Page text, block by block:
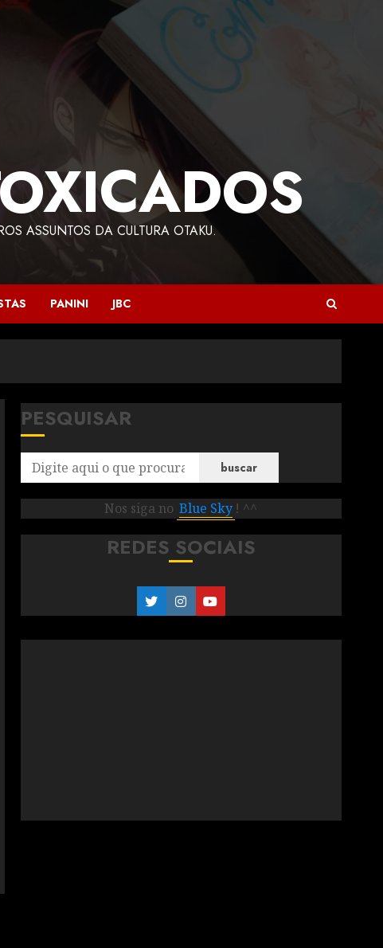
ASSUNTOS DA CULTURA OTAKU.
PANINI JBC
PESQUISAR
buscar
Nos siga no Blue Sky ! ^^
REDES SOCIAIS